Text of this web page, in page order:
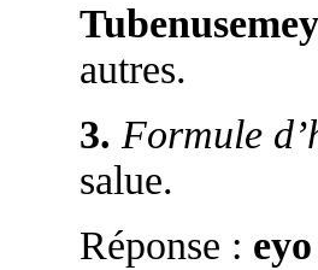
autres.
3. Formule
salue.
Réponse : eyo